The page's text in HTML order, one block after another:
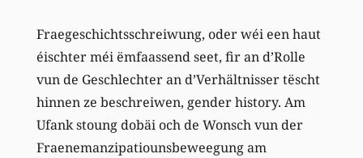
Fraegeschichtsschreiwung, oder wéi een haut
éischter méi ëmfaassend seet, fir an d’Rolle
vun de Geschlechter an d’Verhältnisser tëscht
hinnen ze beschreiwen, gender history. Am
Ufank stoung dobäi och de Wonsch vun der
Fraenemanzipatiounsbeweegung am